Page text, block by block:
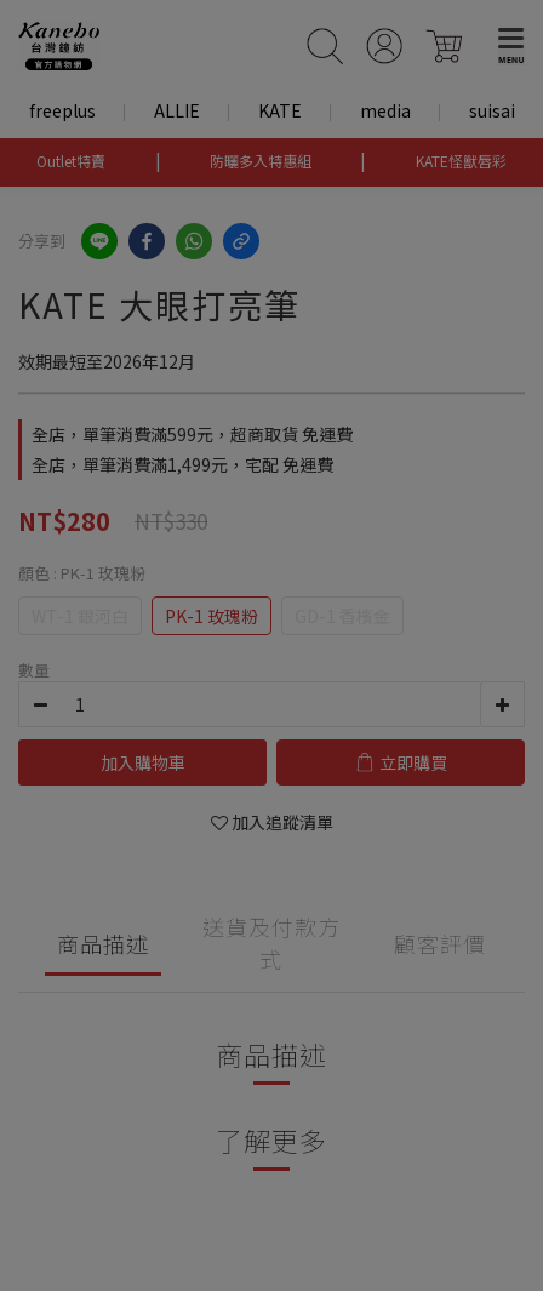
freeplus ALLIE KATE media suisai
Outlet特賣 | 防曬多入特惠組 | KATE怪獸唇彩
分享到
KATE 大眼打亮筆
效期最短至2026年12月
全店，單筆消費滿599元，超商取貨 免運費
全店，單筆消費滿1,499元，宅配 免運費
NT$280 NT$330
顏色 : PK-1 玫瑰粉
PK-1 玫瑰粉
數量
加入購物車 立即購買
加入追蹤清單
商品描述
送貨及付款方
式
顧客評價
商品描述
了解更多